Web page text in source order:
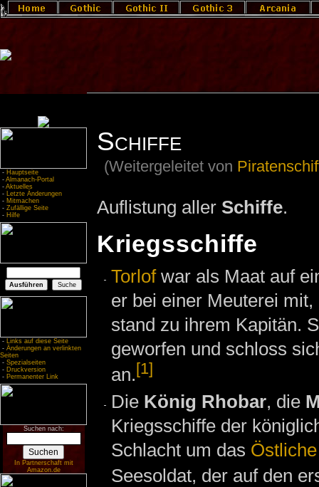
- Hauptseite
- Almanach-Portal
- Aktuelles
- Letzte Änderungen
- Mitmachen
- Zufällige Seite
- Hilfe
- Links auf diese Seite
- Änderungen an verlinkten
Seiten
- Spezialseiten
- Druckversion
- Permanenter Link
Suchen nach:
In Partnerschaft mit
Amazon.de
Schiffe
(Weitergeleitet von
Auflistung aller Schiffe.
Kriegsschiffe
Torlofwar als Maat auf
er bei einer Meuterei
stand zu ihrem Kapitän.
geworfen und schloss
an.[1]
Die König Rhobar, die
Kriegsschiffe der
Schlacht um das
Seesoldat, der auf den